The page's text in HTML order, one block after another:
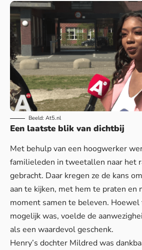
Beeld: At5.nl
Een laatste blik van dichtbij
Met behulp van een hoogwerker
familieleden in tweetallen naar het
gebracht. Daar kregen ze de kans
aan te kijken, met hem te praten en
moment samen te beleven.
mogelijk was, voelde de
als een waardevol geschenk.
Henry’s dochter Mildred was